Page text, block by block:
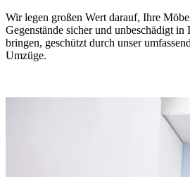
Wir legen großen Wert darauf, Ihre
Gegenstände sicher und unbeschädigt in
bringen, geschützt durch unser
Umzüge.